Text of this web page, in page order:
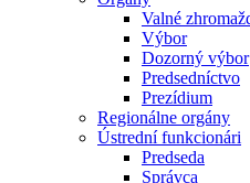
Valné
Výbor
Dozorný výbor
Predsedníctvo
Prezídium
Regionálne orgány
Ústrední funkcionári
Predseda
Správca